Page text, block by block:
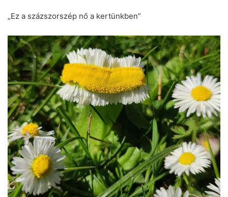
„Ez a százszorszép nő a kertünkben”